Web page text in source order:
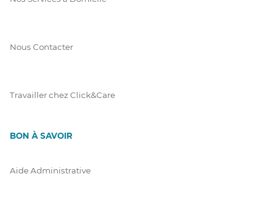
Nous Contacter
Travailler chez Click&Care
BON À SAVOIR
Aide Administrative